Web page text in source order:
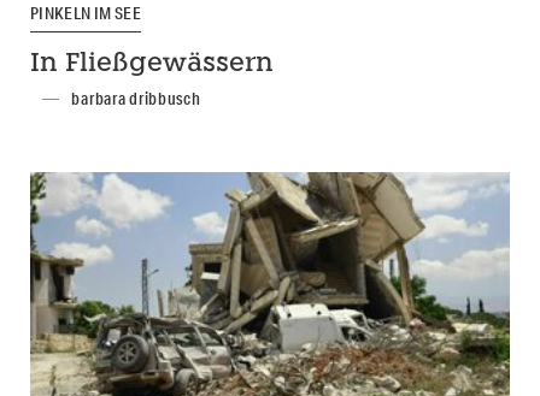
PINKELN IM SEE
In Fließgewässern
barbara dribbusch